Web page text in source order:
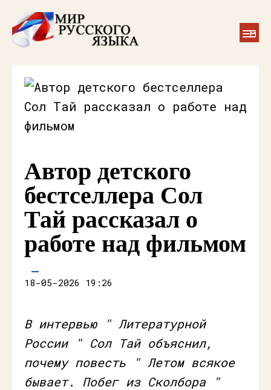
Автор детского
бестселлера Сол
Тай рассказал о
работе над фильмом
18-05-2026 19:26
В интервью " Литературной
России " Сол Тай объяснил,
почему повесть " Летом всякое
бывает. Побег из Сколбора "